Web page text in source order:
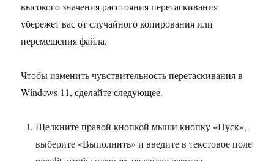
высокого значения расстояния перетаскивания
убережет вас от случайного копирования или
перемещения файла.
Чтобы изменить чувствительность перетаскивания в
Windows 11, сделайте следующее.
Щелкните правой кнопкой мыши кнопку «Пуск»,
выберите «Выполнить» и введите в текстовое поле